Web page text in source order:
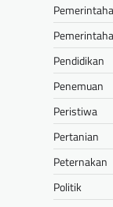
Pendidikan
Penemuan
Peristiwa
Pertanian
Peternakan
Politik